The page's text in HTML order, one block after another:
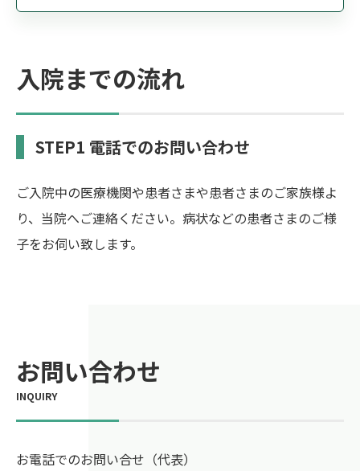
入院までの流れ
STEP1 電話でのお問い合わせ
ご入院中の医療機関や患者さまや患者さまのご家族様よ
り、当院へご連絡ください。病状などの患者さまのご様
子をお伺い致します。
お問い合わせ
お電話でのお問い合せ（代表）